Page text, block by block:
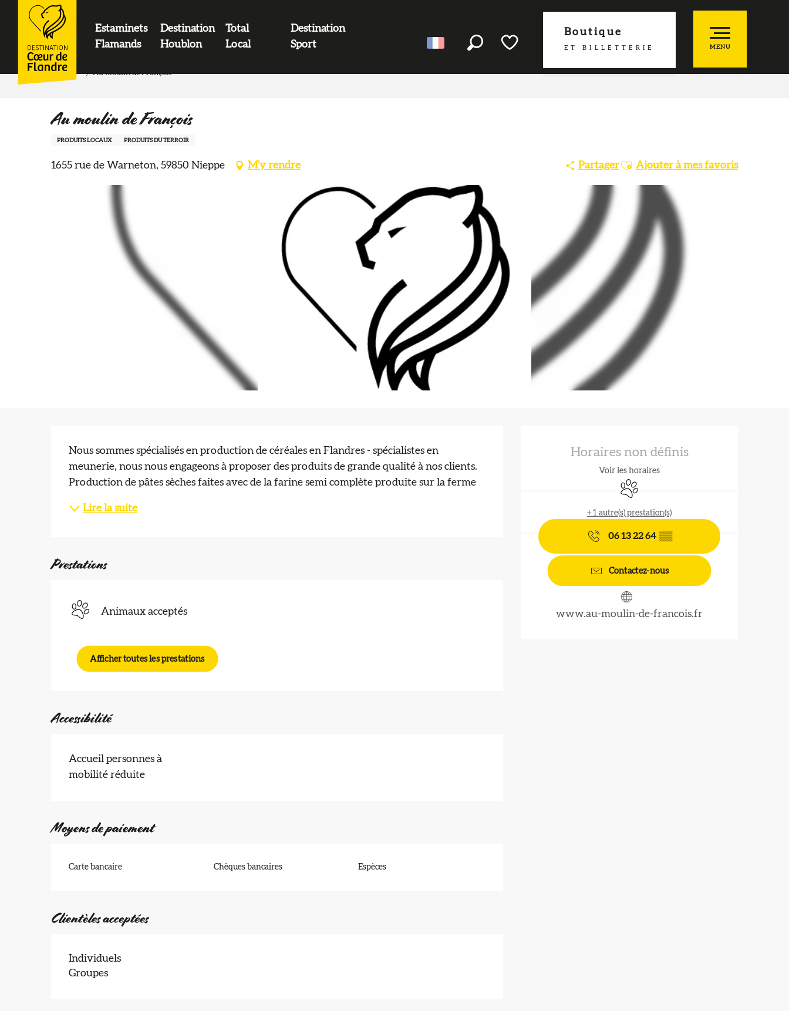
contenu
principal
Boutique
ET BILLETTERIE
Estaminets
Flamands
Destination
Houblon
Total
Local
Destination
Sport
MENU
LOGO
Accueil Au moulin de François
Au moulin de François
PRODUITS LOCAUX PRODUITS DU TERROIR
1655 rue de Warneton, 59850 Nieppe M'y rendre PartagerAjouter aux favoris
Ajouter à mes favoris
Ouverture et coordonnées
Horaires non définis
Voir les horaires
Animaux acceptés
+ 1 autre(s) prestation(s)
06 13 22 64 ▒▒
Contactez-nous
www.au-moulin-de-francois.fr
Description
Nous sommes spécialisés en production de céréales en Flandres - spécialistes en
meunerie, nous nous engageons à proposer des produits de grande qualité à nos clients.
Production de pâtes sèches faites avec de la farine semi complète produite sur la ferme
Lire la suite
Prestations
Animaux acceptés
Afficher toutes les prestations
Accessibilité
Accueil personnes à
mobilité réduite
Moyens de paiement
Carte bancaire Chèques bancaires Espèces
Clientèles acceptées
Individuels
Groupes